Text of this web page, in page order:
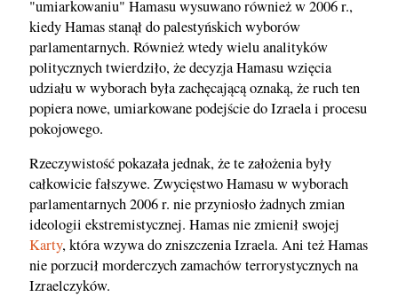
"umiarkowaniu" Hamasu wysuwano również w 2006 r.,
kiedy Hamas stanął do palestyńskich wyborów
parlamentarnych. Również wtedy wielu analityków
politycznych twierdziło, że decyzja Hamasu wzięcia
udziału w wyborach była zachęcającą oznaką, że ruch ten
popiera nowe, umiarkowane podejście do Izraela i procesu
pokojowego.
Rzeczywistość pokazała jednak, że te założenia były
całkowicie fałszywe. Zwycięstwo Hamasu w wyborach
parlamentarnych 2006 r. nie przyniosło żadnych zmian
ideologii ekstremistycznej. Hamas nie zmienił swojej
Karty, która wzywa do zniszczenia Izraela. Ani też Hamas
nie porzucił morderczych zamachów terrorystycznych na
Izraelczyków.